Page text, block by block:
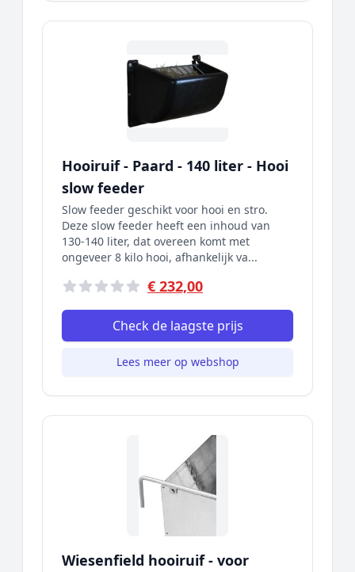
Hooiruif - Paard - 140 liter - Hooi
slow feeder
Slow feeder geschikt voor hooi en stro.
Deze slow feeder heeft een inhoud van
130-140 liter, dat overeen komt met
ongeveer 8 kilo hooi, afhankelijk va...
€ 232,00
Check de laagste prijs
Lees meer op webshop
Wiesenfield hooiruif - voor